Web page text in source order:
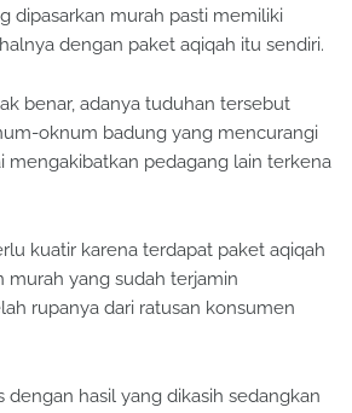
dipasarkan murah pasti memiliki
dengan paket aqiqah itu sendiri.
benar, adanya tuduhan tersebut
oknum badung yang mencurangi
mengakibatkan pedagang lain terkena
kuatir karena terdapat paket aqiqah
murah yang sudah terjamin
rupanya dari ratusan konsumen
dengan hasil yang dikasih sedangkan